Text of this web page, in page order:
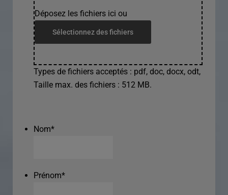
Déposez les fichiers ici ou
Sélectionnez des fichiers
Types de fichiers acceptés : pdf, doc, docx, odt,
Taille max. des fichiers : 512 MB.
Nom*
Prénom*